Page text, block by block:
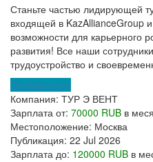
Станьте частью лидирующей
входящей в KazAllianceGroup
возможности для карьерного
развития! Все наши
трудоустройство и
Откликнуться
Компания: ТУР Э ВЕНТ
Зарплата от: 70000 RUB в
Местоположение: Москва
Публикация: 22 Jul 2026
Зарплата до: 120000 RUB в